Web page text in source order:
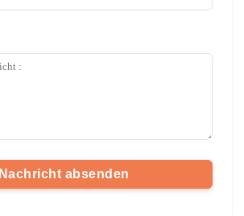
Nachricht absenden